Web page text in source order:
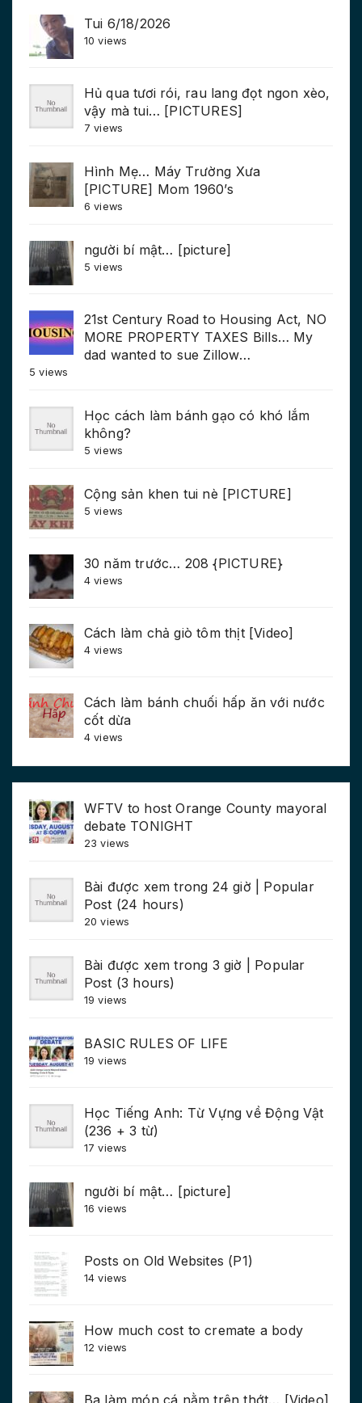
Tui 6/18/2026
10 views
Hủ qua tươi rói, rau lang đọt ngon xèo,
vậy mà tui… [PICTURES]
7 views
Hình Mẹ… Máy Trường Xưa
[PICTURE] Mom 1960’s
6 views
người bí mật… [picture]
5 views
21st Century Road to Housing Act, NO
MORE PROPERTY TAXES Bills… My
dad wanted to sue Zillow…
5 views
Học cách làm bánh gạo có khó lắm
không?
5 views
Cộng sản khen tui nè [PICTURE]
5 views
30 năm trước… 208 {PICTURE}
4 views
Cách làm chả giò tôm thịt [Video]
4 views
Cách làm bánh chuối hấp ăn với nước
cốt dừa
4 views
WFTV to host Orange County mayoral
debate TONIGHT
23 views
Bài được xem trong 24 giờ | Popular
Post (24 hours)
20 views
Bài được xem trong 3 giờ | Popular
Post (3 hours)
19 views
BASIC RULES OF LIFE
19 views
Học Tiếng Anh: Từ Vựng về Động Vật
(236 + 3 từ)
17 views
người bí mật… [picture]
16 views
Posts on Old Websites (P1)
14 views
How much cost to cremate a body
12 views
Ba làm món cá nằm trên thớt… [Video]